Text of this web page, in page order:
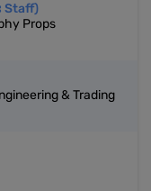
Staff)
Props
& Trading